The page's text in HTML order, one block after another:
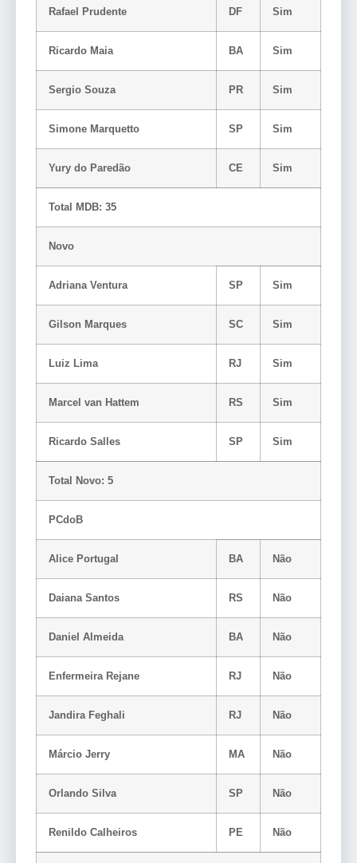
Rafael Prudente DF Sim
Ricardo Maia BA Sim
Sergio Souza PR Sim
Simone Marquetto SP Sim
Yury do Paredão CE Sim
Total MDB: 35
Novo
Adriana Ventura SP Sim
Gilson Marques SC Sim
Luiz Lima RJ Sim
Marcel van Hattem RS Sim
Ricardo Salles SP Sim
Total Novo: 5
PCdoB
Alice Portugal BA Não
Daiana Santos RS Não
Daniel Almeida BA Não
Enfermeira Rejane RJ Não
Jandira Feghali RJ Não
Márcio Jerry MA Não
Orlando Silva SP Não
Renildo Calheiros PE Não